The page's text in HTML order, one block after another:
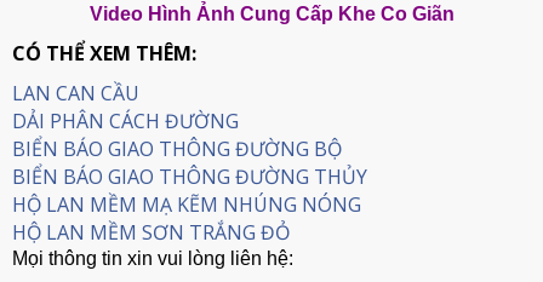
Video Hình Ảnh Cung Cấp Khe Co Giãn
CÓ THỂ XEM THÊM:
LAN CAN CẦU
DẢI PHÂN CÁCH ĐƯỜNG
BIỂN BÁO GIAO THÔNG ĐƯỜNG BỘ
BIỂN BÁO GIAO THÔNG ĐƯỜNG THỦY
HỘ LAN MỀM MẠ KẼM NHÚNG NÓNG
HỘ LAN MỀM SƠN TRẮNG ĐỎ
Mọi thông tin xin vui lòng liên hệ: